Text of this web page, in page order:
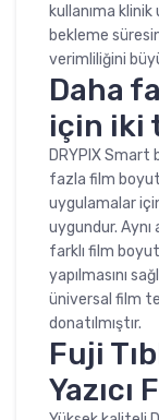
kullanıma
bekleme
verimliliğini
Daha
için iki
DRYPIX Smart
fazla film
uygulamalar
uygundur. Aynı
farklı film
yapılmasını
üniversal film
donatılmıştır.
Fuji
Yazıcı